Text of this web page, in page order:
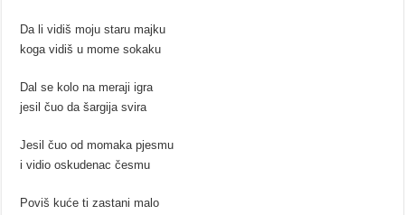
Da li vidiš moju staru majku
koga vidiš u mome sokaku
Dal se kolo na meraji igra
jesil čuo da šargija svira
Jesil čuo od momaka pjesmu
i vidio oskudenac česmu
Poviš kuće ti zastani malo